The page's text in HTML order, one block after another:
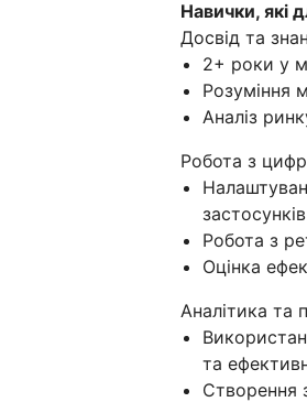
Навички, які
Досвід та
2+ роки у
Розуміння
Аналіз
Робота з
застосунків
Робота з
Оцінка
Аналітика та
та
Створення